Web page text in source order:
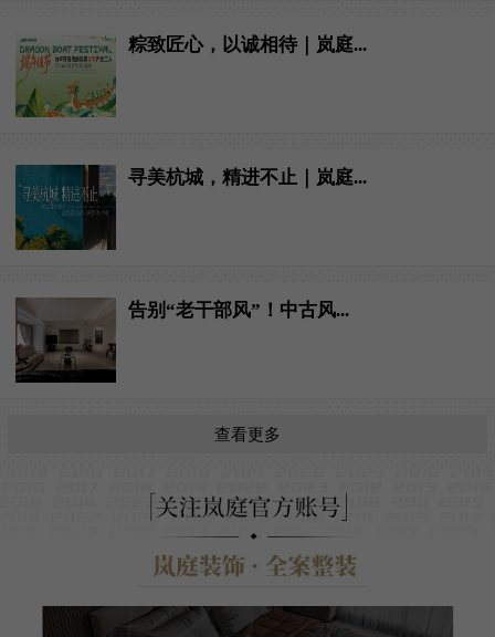
粽致匠心，以诚相待｜岚庭...
寻美杭城，精进不止｜岚庭...
告别“老干部风”！中古风...
查看更多